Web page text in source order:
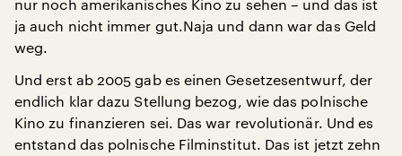
nur noch amerikanisches Kino zu sehen – und das ist
ja auch nicht immer gut.Naja und dann war das Geld
weg.
Und erst ab 2005 gab es einen Gesetzesentwurf, der
endlich klar dazu Stellung bezog, wie das polnische
Kino zu finanzieren sei. Das war revolutionär. Und es
entstand das polnische Filminstitut. Das ist jetzt zehn